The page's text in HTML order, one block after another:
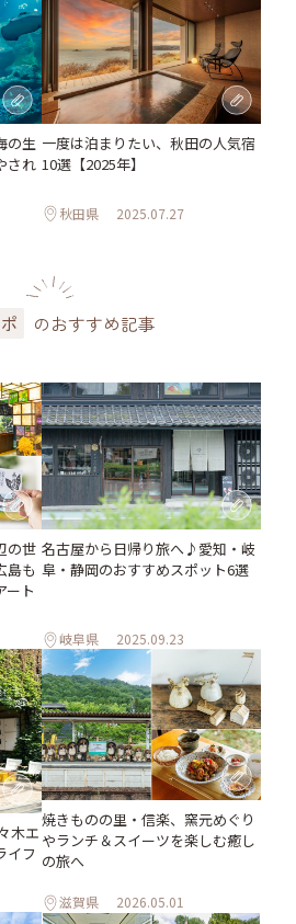
の生
され
一度は泊まりたい、秋田の人気宿
10選【2025年】
秋田県 2025.07.27
のおすすめ記事
の世
島も
ート
名古屋から日帰り旅へ♪愛知・岐
阜・静岡のおすすめスポット6選
岐阜県 2025.09.23
木エ
イフ
焼きものの里・信楽、窯元めぐり
やランチ＆スイーツを楽しむ癒し
の旅へ
滋賀県 2026.05.01